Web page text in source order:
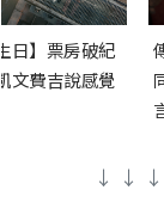
日】票房破紀
文費吉說感覺
↓ ↓ ↓